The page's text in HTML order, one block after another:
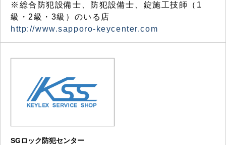
※総合防犯設備士、防犯設備士、錠施工技師（1
級・2級・3級）のいる店
http://www.sapporo-keycenter.com
SGロック防犯センター